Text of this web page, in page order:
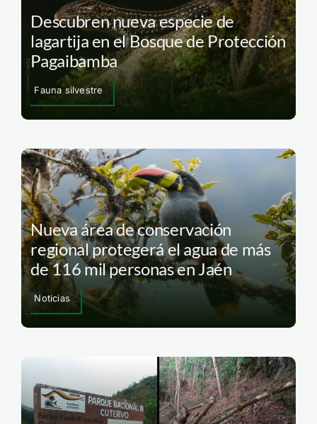
Descubren nueva especie de
lagartija en el Bosque de Protección
Pagaibamba
Fauna silvestre
Nueva área de conservación
regional protegerá el agua de más
de 116 mil personas en Jaén
Noticias